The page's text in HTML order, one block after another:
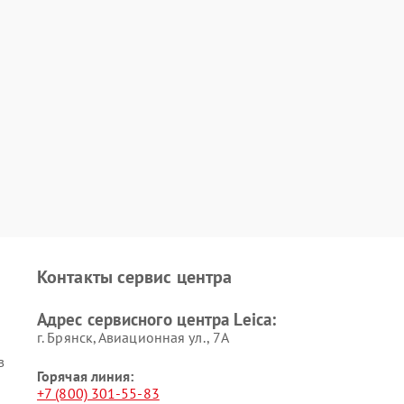
Контакты сервис центра
Адрес сервисного центра Leica:
г. Брянск, Авиационная ул., 7А
Горячая линия:
+7 (800) 301-55-83